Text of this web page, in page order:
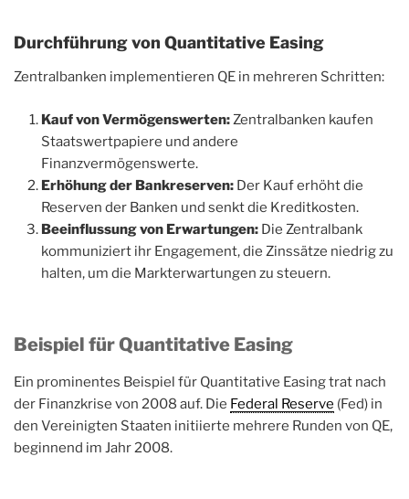
Durchführung von Quantitative Easing
Zentralbanken implementieren QE in mehreren Schritten:
Kauf von Vermögenswerten: Zentralbanken kaufen
Staatswertpapiere und andere
Finanzvermögenswerte.
Erhöhung der Bankreserven: Der Kauf erhöht die
Reserven der Banken und senkt die Kreditkosten.
Beeinflussung von Erwartungen: Die Zentralbank
kommuniziert ihr Engagement, die Zinssätze niedrig zu
halten, um die Markterwartungen zu steuern.
Beispiel für Quantitative Easing
Ein prominentes Beispiel für Quantitative Easing trat nach
der Finanzkrise von 2008 auf. Die Federal Reserve (Fed) in
den Vereinigten Staaten initiierte mehrere Runden von QE,
beginnend im Jahr 2008.